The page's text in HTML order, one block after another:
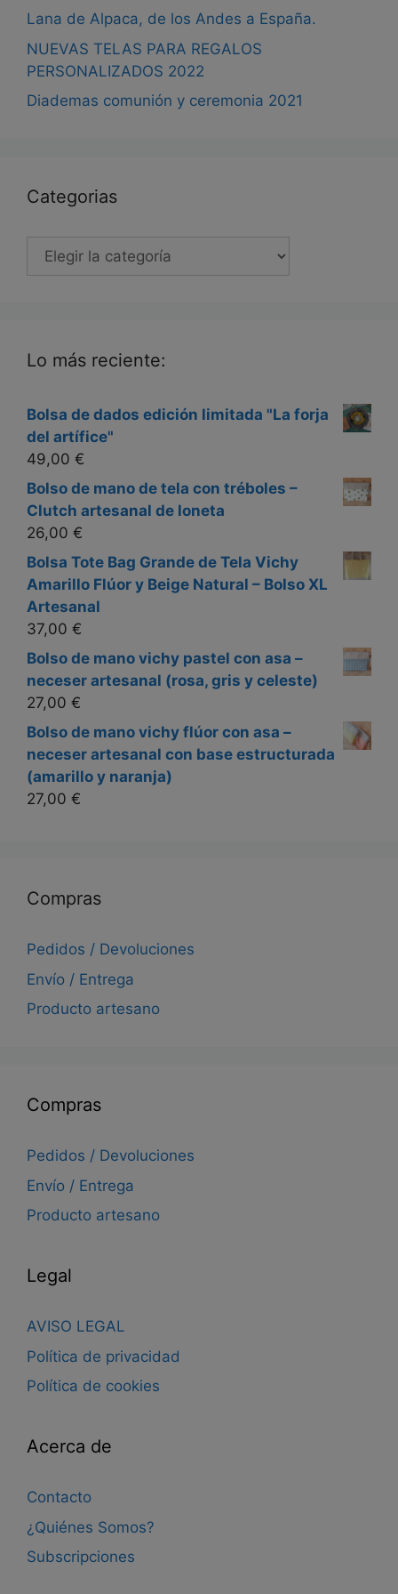
Lana de Alpaca, de los Andes a España.
NUEVAS TELAS PARA REGALOS
PERSONALIZADOS 2022
Diademas comunión y ceremonia 2021
Categorias
Categorias
Lo más reciente:
Bolsa de dados edición limitada "La forja
del artífice"
49,00 €
Bolso de mano de tela con tréboles –
Clutch artesanal de loneta
26,00 €
Bolsa Tote Bag Grande de Tela Vichy
Amarillo Flúor y Beige Natural – Bolso XL
Artesanal
37,00 €
Bolso de mano vichy pastel con asa –
neceser artesanal (rosa, gris y celeste)
27,00 €
Bolso de mano vichy flúor con asa –
neceser artesanal con base estructurada
(amarillo y naranja)
27,00 €
Compras
Pedidos / Devoluciones
Envío / Entrega
Producto artesano
Compras
Pedidos / Devoluciones
Envío / Entrega
Producto artesano
Legal
AVISO LEGAL
Política de privacidad
Política de cookies
Acerca de
Contacto
¿Quiénes Somos?
Subscripciones